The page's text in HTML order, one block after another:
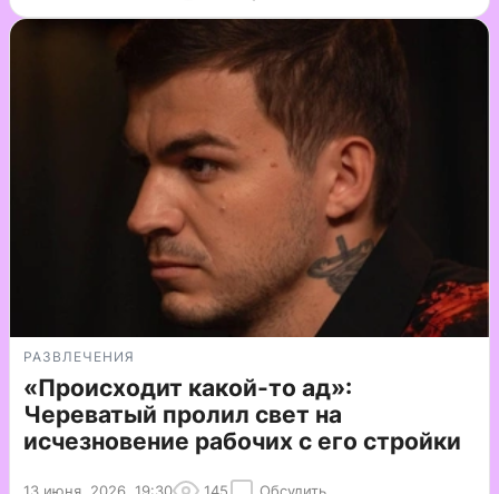
РАЗВЛЕЧЕНИЯ
«Происходит какой-то ад»:
Череватый пролил свет на
исчезновение рабочих с его стройки